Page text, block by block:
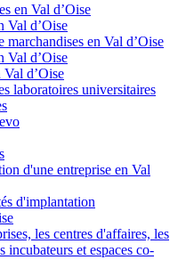
en Val d’Oise
Val d’Oise
marchandises en Val d’Oise
Val d’Oise
Val d’Oise
laboratoires universitaires
d'une entreprise en Val
d'implantation
les centres d'affaires, les
incubateurs et espaces co-